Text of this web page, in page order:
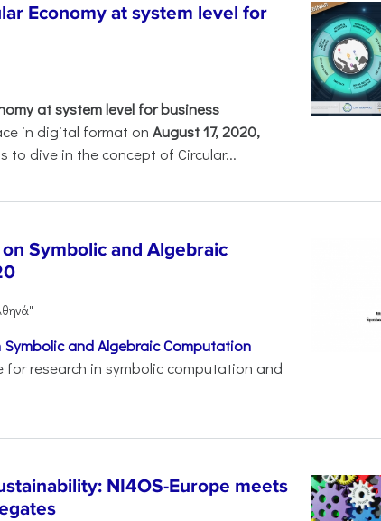
Economy at system level for
at system level for business
in digital format on August 17, 2020,
to dive in the concept of Circular...
Symbolic and Algebraic
and Algebraic Computation
for research in symbolic computation and
NI4OS-Europe meets